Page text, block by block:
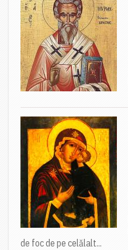
de foc de pe celălalt...